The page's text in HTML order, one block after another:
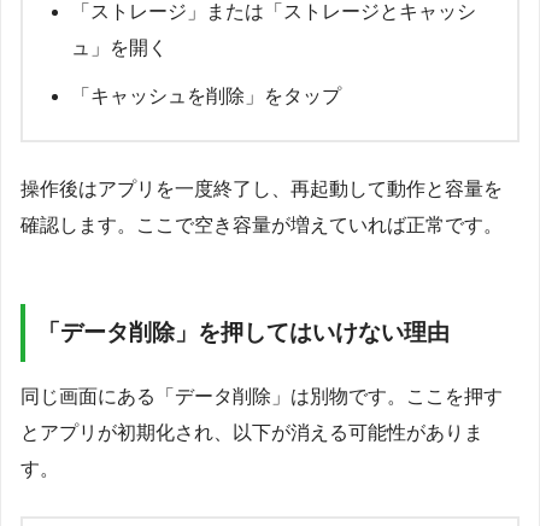
「ストレージ」または「ストレージとキャッシ
ュ」を開く
「キャッシュを削除」をタップ
操作後はアプリを一度終了し、再起動して動作と容量を
確認します。ここで空き容量が増えていれば正常です。
「データ削除」を押してはいけない理由
同じ画面にある「データ削除」は別物です。ここを押す
とアプリが初期化され、以下が消える可能性がありま
す。